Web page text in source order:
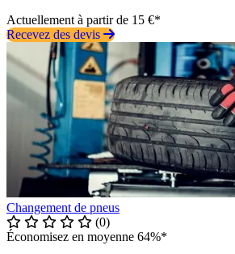
Actuellement à partir de 15 €*
Recevez des devis
Changement de pneus
(0)
Économisez en moyenne 64%*